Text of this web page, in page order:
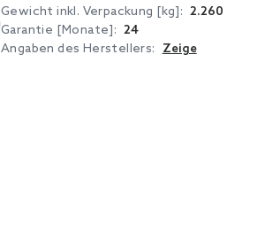
Gewicht inkl. Verpackung [kg]: 2.260
Garantie [Monate]: 24
Angaben des Herstellers: Zeige